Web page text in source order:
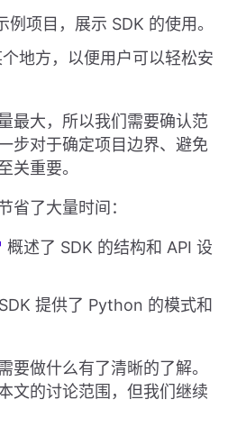
项目，展示 SDK 的使用。
地方，以便用户可以轻松安
最大，所以我们需要确认范
步对于确定项目边界、避免
关重要。
省了大量时间：
概述了 SDK 的结构和 API 设
提供了 Python 的模式和
要做什么有了清晰的了解。
文的讨论范围，但我们继续